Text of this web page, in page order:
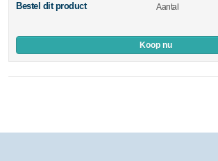
Bestel dit product Aantal
Koop nu